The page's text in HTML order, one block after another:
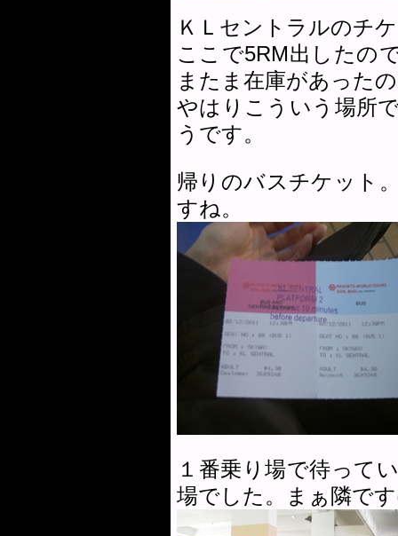
ＫＬセントラルのチ
ここで5RM出したの
またま在庫があった
やはりこういう場所
うです。
帰りのバスチケット
すね。
１番乗り場で待って
場でした。まぁ隣で